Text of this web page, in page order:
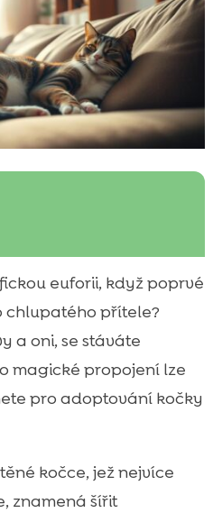
kočkám
kočky
domů
očkované a
krmiva
stelivo od Purrfect Life
euforii, když poprvé
chlupatého přítele?
a oni, se stáváte
magické propojení lze
pro adoptování kočky
kočce, jež nejvíce
znamená šířit